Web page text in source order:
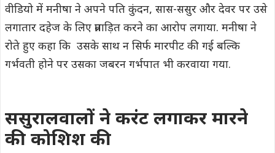
वीडियो में मनीषा ने अपने पति कुंदन, सास-ससुर और देवर पर उसे
लगातार दहेज के लिए प्रताड़ित करने का आरोप लगाया. मनीषा ने
रोते हुए कहा कि उसके साथ न सिर्फ मारपीट की गई बल्कि
गर्भवती होने पर उसका जबरन गर्भपात भी करवाया गया.
ससुरालवालों ने करंट लगाकर मारने
की कोशिश की